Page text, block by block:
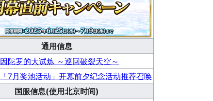
通用信息
因陀罗的大试炼 ～巡回破裂天空～
「7月奖池活动」开幕前夕纪念活动推荐召唤
国服信息(使用北京时间)